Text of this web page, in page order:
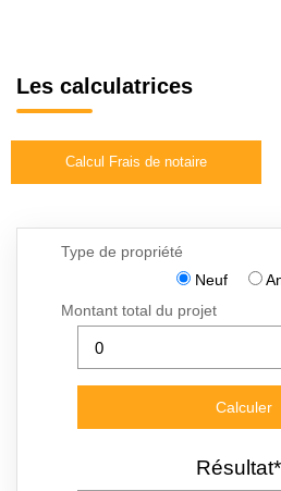
Les calculatrices
Calcul Frais de notaire